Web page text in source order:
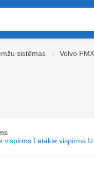
sistēmas
Volvo
vispirms Lētākie vispirms